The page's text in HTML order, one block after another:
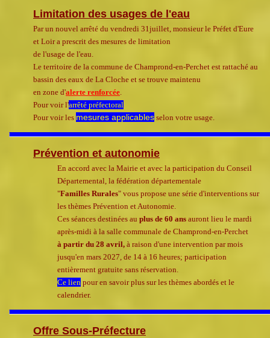
Limitation des usages de l'eau
Par un nouvel arrêté du vendredi 31juillet, monsieur le Préfet d'Eure
et Loir a prescrit des mesures de limitation
de l'usage de l'eau.
Le territoire de la commune de Champrond-en-Perchet est rattaché au
bassin des eaux de La Cloche et se trouve maintenu
en zone d'alerte renforcée.
Pour voir l'arrêté préfectoral
Pour voir les mesures applicables selon votre usage.
Prévention et autonomie
En accord avec la Mairie et avec la participation du Conseil
Départemental, la fédération départementale
"Familles Rurales" vous propose une série d'interventions sur
les thèmes Prévention et Autonomie.
Ces séances destinées au plus de 60 ans auront lieu le mardi
après-midi à la salle communale de Champrond-en-Perchet
à partir du 28 avril, à raison d'une intervention par mois
jusqu'en mars 2027, de 14 à 16 heures; participation
entièrement gratuite sans réservation.
Ce lien pour en savoir plus sur les thèmes abordés et le
calendrier.
Offre Sous-Préfecture